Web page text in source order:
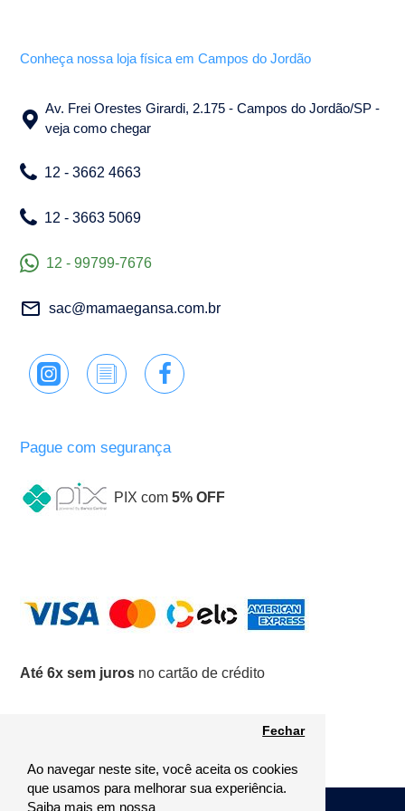
Ao navegar neste site, você aceita os cookies
que usamos para melhorar sua experiência.
Saiba mais em nossa
Fechar
Conheça nossa loja física em Campos do Jordão
Av. Frei Orestes Girardi, 2.175 - Campos do Jordão/SP -
veja como chegar
12 - 3662 4663
12 - 3663 5069
12 - 99799-7676
sac@mamaegansa.com.br
Pague com segurança
PIX com 5% OFF
Até 6x sem juros no cartão de crédito